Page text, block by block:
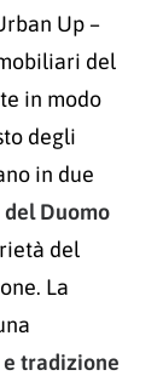
Up –
del
in modo
degli
in due
del Duomo
del
La
tradizione